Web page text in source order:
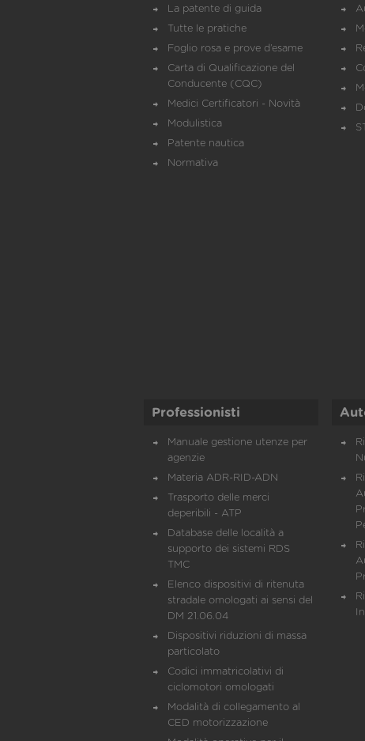
La patente di guida
Tutte le pratiche
Foglio rosa e prove d’esame
Carta di Qualificazione del
Conducente (CQC)
Medici Certificatori - Novità
Modulistica
Patente nautica
Normativa
Professionisti
Manuale gestione utenze per
agenzie
Materia ADR-RID-ADN
Trasporto delle merci
deperibili - ATP
Database delle località a
supporto dei sistemi RDS
TMC
Elenco dispositivi di ritenuta
stradale omologati ai sensi del
DM 21.06.04
Dispositivi riduzioni di massa
particolato
Codici immatricolativi di
ciclomotori omologati
Modalità di collegamento al
CED motorizzazione